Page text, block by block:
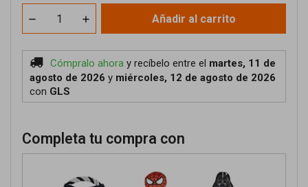
Añadir al carrito
Cómpralo ahora y recíbelo entre el martes, 11 de
agosto de 2026 y miércoles, 12 de agosto de 2026
con GLS
Completa tu compra con